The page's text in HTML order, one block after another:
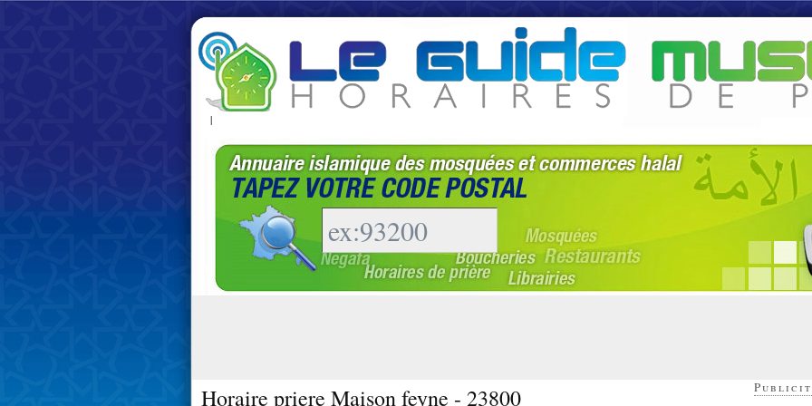
|
Horaire priere Maison feyne - 23800